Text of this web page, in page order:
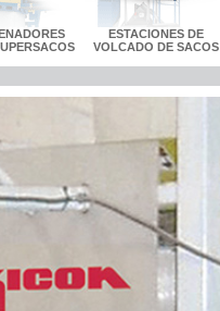
ESTACIONES DE
VOLCADO DE SACOS